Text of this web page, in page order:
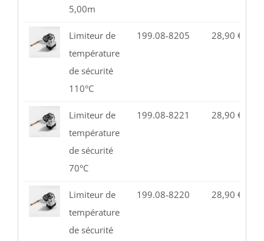
5,00m
Limiteur de
température
de sécurité
110°C
199.08-8205 28,90 €
Limiteur de
température
de sécurité
70°C
199.08-8221 28,90 €
Limiteur de
température
de sécurité
199.08-8220 28,90 €